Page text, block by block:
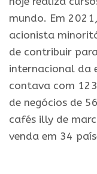
mundo. Em
acionista
de contribuir
internacional da
contava com
de negócios de
cafés illy de
venda em 34